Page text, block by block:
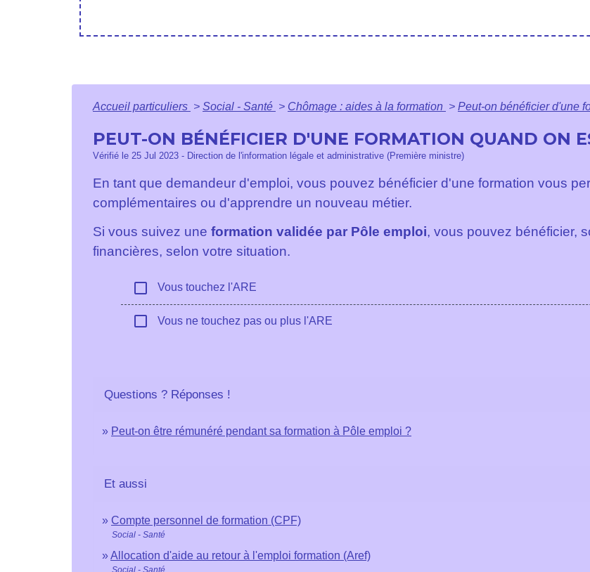
Accueil particuliers > Social - Santé > Chômage : aides à la formation > Peut-on bénéficier d'une
PEUT-ON BÉNÉFICIER D'UNE FORMATION QUAND ON
Vérifié le 25 Jul 2023 - Direction de l'information légale et administrative (Première ministre)
En tant que demandeur d'emploi, vous pouvez bénéficier d'une formation vous
complémentaires ou d'apprendre un nouveau métier.
Si vous suivez une formation validée par Pôle emploi, vous pouvez bénéficier,
financières, selon votre situation.
check_box_outline_blank Vous touchez l'ARE
check_box_outline_blank Vous ne touchez pas ou plus l'ARE
Questions ? Réponses !
Peut-on être rémunéré pendant sa formation à Pôle emploi ?
Et aussi
Compte personnel de formation (CPF)
Social - Santé
Allocation d'aide au retour à l'emploi formation (Aref)